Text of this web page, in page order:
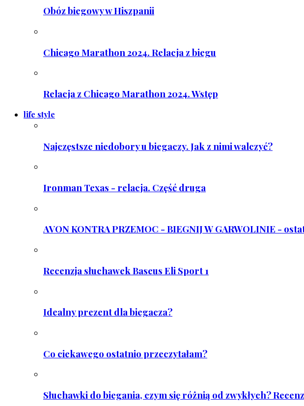
Obóz biegowy w Hiszpanii
Chicago Marathon 2024. Relacja z biegu
Relacja z Chicago Marathon 2024. Wstęp
life style
Najczęstsze niedobory u biegaczy. Jak z nimi walczyć?
Ironman Texas - relacja. Część druga
AVON KONTRA PRZEMOC - BIEGNIJ W GARWOLINIE -
Recenzja słuchawek Baseus Eli Sport 1
Idealny prezent dla biegacza?
Co ciekawego ostatnio przeczytałam?
Słuchawki do biegania, czym się różnią od zwykłych?